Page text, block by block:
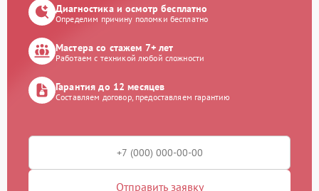
Диагностика и осмотр бесплатно
Определим причину поломки бесплатно
Мастера со стажем 7+ лет
Работаем с техникой любой сложности
Гарантия до 12 месяцев
Составляем договор, предоставляем гарантию
Отправить заявку